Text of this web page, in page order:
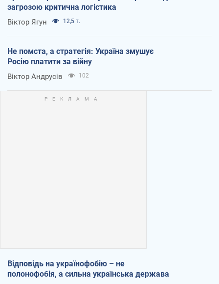
загрозою критична логістика
Віктор Ягун 12,5 т.
Не помста, а стратегія: Україна змушує
Росію платити за війну
Віктор Андрусів 102
Відповідь на українофобію – не
полонофобія, а сильна українська держава